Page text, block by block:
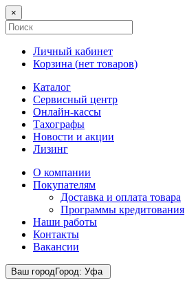
×
Личный кабинет
Корзина (нет товаров)
Каталог
Сервисный центр
Онлайн-кассы
Тахографы
Новости и акции
Лизинг
О компании
Покупателям
Доставка и оплата товара
Программы кредитования
Наши работы
Контакты
Вакансии
Ваш городГород: Уфа